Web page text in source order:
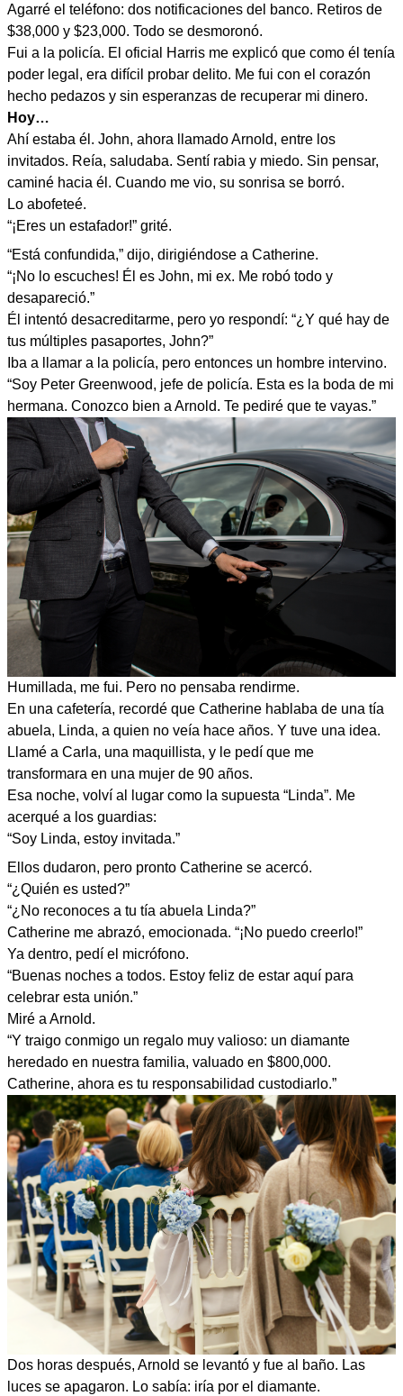
Agarré el teléfono: dos notificaciones del banco. Retiros de
$38,000 y $23,000. Todo se desmoronó.
Fui a la policía. El oficial Harris me explicó que como él tenía
poder legal, era difícil probar delito. Me fui con el corazón
hecho pedazos y sin esperanzas de recuperar mi dinero.
Hoy…
Ahí estaba él. John, ahora llamado Arnold, entre los
invitados. Reía, saludaba. Sentí rabia y miedo. Sin pensar,
caminé hacia él. Cuando me vio, su sonrisa se borró.
Lo abofeteé.
“¡Eres un estafador!” grité.
“Está confundida,” dijo, dirigiéndose a Catherine.
“¡No lo escuches! Él es John, mi ex. Me robó todo y
desapareció.”
Él intentó desacreditarme, pero yo respondí: “¿Y qué hay de
tus múltiples pasaportes, John?”
Iba a llamar a la policía, pero entonces un hombre intervino.
“Soy Peter Greenwood, jefe de policía. Esta es la boda de mi
hermana. Conozco bien a Arnold. Te pediré que te vayas.”
Humillada, me fui. Pero no pensaba rendirme.
En una cafetería, recordé que Catherine hablaba de una tía
abuela, Linda, a quien no veía hace años. Y tuve una idea.
Llamé a Carla, una maquillista, y le pedí que me
transformara en una mujer de 90 años.
Esa noche, volví al lugar como la supuesta “Linda”. Me
acerqué a los guardias:
“Soy Linda, estoy invitada.”
Ellos dudaron, pero pronto Catherine se acercó.
“¿Quién es usted?”
“¿No reconoces a tu tía abuela Linda?”
Catherine me abrazó, emocionada. “¡No puedo creerlo!”
Ya dentro, pedí el micrófono.
“Buenas noches a todos. Estoy feliz de estar aquí para
celebrar esta unión.”
Miré a Arnold.
“Y traigo conmigo un regalo muy valioso: un diamante
heredado en nuestra familia, valuado en $800,000.
Catherine, ahora es tu responsabilidad custodiarlo.”
Dos horas después, Arnold se levantó y fue al baño. Las
luces se apagaron. Lo sabía: iría por el diamante.